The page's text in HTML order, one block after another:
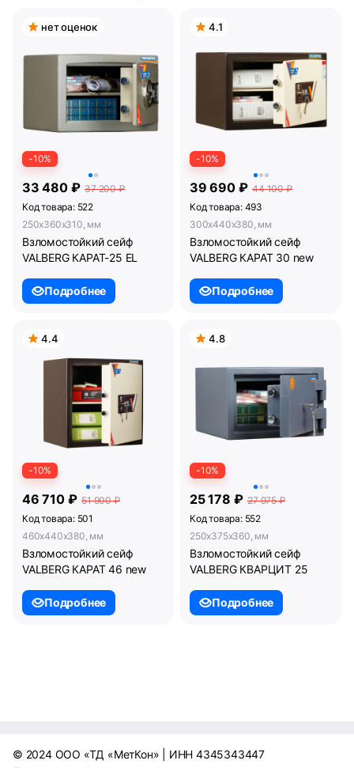
нет оценок
-10%
33 480 ₽ 37 200 ₽
Код товара: 522
250x360x310, мм
Взломостойкий сейф
VALBERG КАРАТ-25 EL
Подробнее
4.1
-10%
39 690 ₽ 44 100 ₽
Код товара: 493
300x440x380, мм
Взломостойкий сейф
VALBERG КАРАТ 30 new
Подробнее
4.4
-10%
46 710 ₽ 51 900 ₽
Код товара: 501
460x440x380, мм
Взломостойкий сейф
VALBERG КАРАТ 46 new
Подробнее
4.8
-10%
25 178 ₽ 27 975 ₽
Код товара: 552
250x375x360, мм
Взломостойкий сейф
VALBERG КВАРЦИТ 25
Подробнее
© 2024 ООО «ТД «МетКон» | ИНН 4345343447